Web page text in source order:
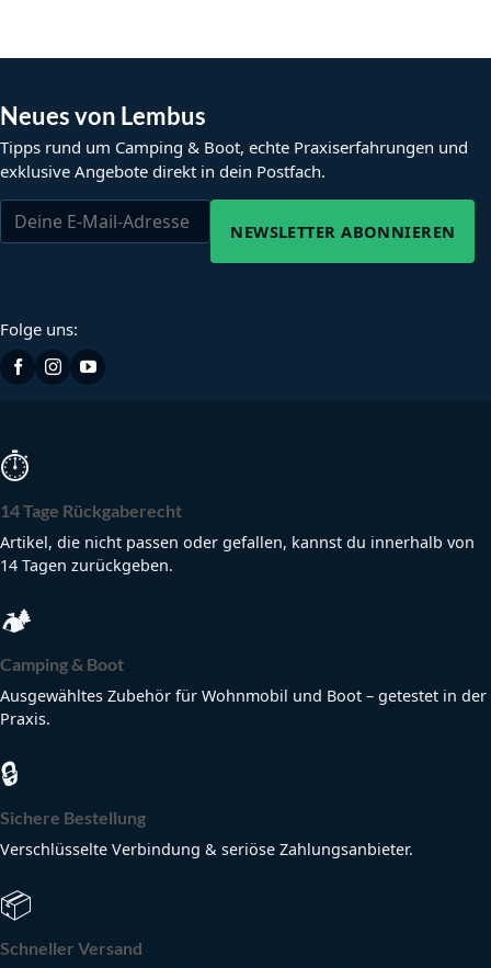
Neues von Lembus
Tipps rund um Camping & Boot, echte Praxiserfahrungen und
exklusive Angebote direkt in dein Postfach.
NEWSLETTER ABONNIEREN
Folge uns:
⏱
14 Tage Rückgaberecht
Artikel, die nicht passen oder gefallen, kannst du innerhalb von
14 Tagen zurückgeben.
🏕
Camping & Boot
Ausgewähltes Zubehör für Wohnmobil und Boot – getestet in der
Praxis.
🔒
Sichere Bestellung
Verschlüsselte Verbindung & seriöse Zahlungsanbieter.
📦
Schneller Versand